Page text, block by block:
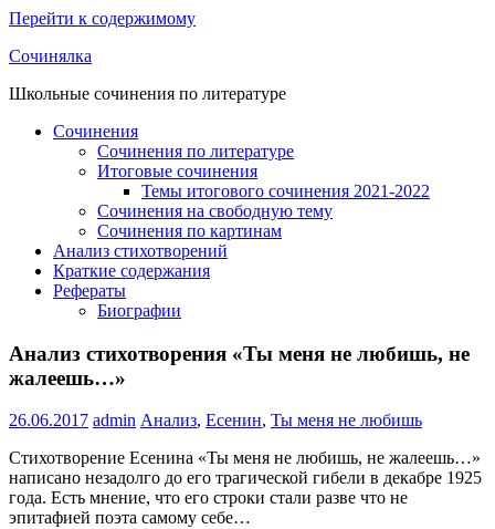
Перейти к содержимому
Сочинялка
Школьные сочинения по литературе
Сочинения
Сочинения по литературе
Итоговые сочинения
Темы итогового сочинения 2021-2022
Сочинения на свободную тему
Сочинения по картинам
Анализ стихотворений
Краткие содержания
Рефераты
Биографии
Анализ стихотворения «Ты меня не любишь, не
жалеешь…»
26.06.2017 admin Анализ, Есенин, Ты меня не любишь
Стихотворение Есенина «Ты меня не любишь, не жалеешь…»
написано незадолго до его трагической гибели в декабре 1925
года. Есть мнение, что его строки стали разве что не
эпитафией поэта самому себе…